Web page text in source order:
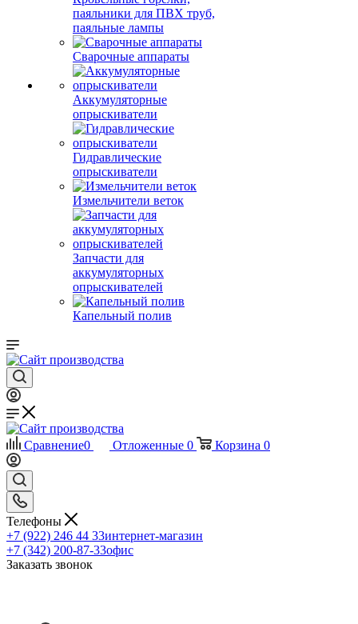
паяльники для ПВХ труб,
паяльные лампы
Сварочные аппараты
Аккумуляторные
опрыскиватели
Гидравлические
опрыскиватели
Измельчители веток
Запчасти для
аккумуляторных
опрыскивателей
Капельный полив
Сравнение0 Отложенные 0 Корзина 0
Телефоны
+7 (922) 246 44 33интернет-магазин
+7 (342) 200-87-33офис
Заказать звонок